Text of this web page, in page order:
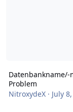
Problem
NitroxydeX· July